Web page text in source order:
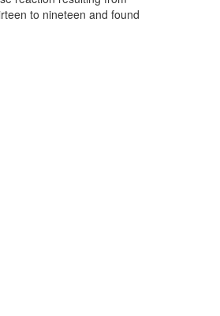
to nineteen and found